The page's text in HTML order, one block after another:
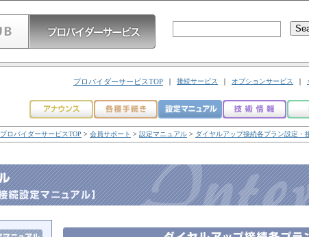
プロバイダーサービスTOP ｜ 接続サービス ｜ オプションサービス ｜
プロバイダーサービスTOP > 会員サポート > 設定マニュアル > ダイヤルアップ接続各プラン設定・